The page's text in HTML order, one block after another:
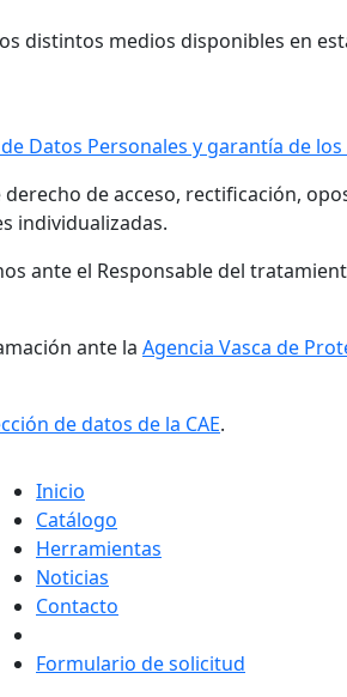
distintos medios disponibles en
Datos Personales y garantía de
derecho de acceso, rectificación,
individualizadas.
ante el Responsable del
ante la Agencia Vasca de
de datos de la CAE.
Inicio
Catálogo
Herramientas
Noticias
Contacto
Formulario de solicitud